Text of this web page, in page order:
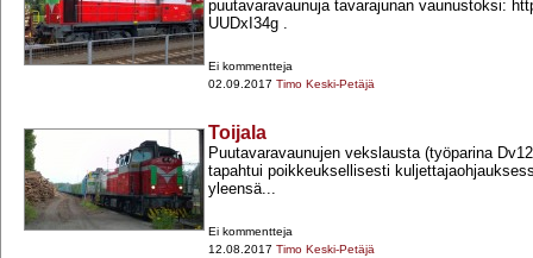
puutavaravaunuja tavarajunan vaunustoksi:
UUDxI34g .
Ei kommentteja
02.09.2017 Timo Keski-Petäjä
Toijala
Puutavaravaunujen vekslausta (työparina
tapahtui poikkeuksellisesti
yleensä...
Ei kommentteja
12.08.2017 Timo Keski-Petäjä